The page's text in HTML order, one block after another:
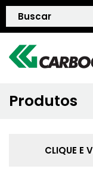
Produtos
CLIQUE E